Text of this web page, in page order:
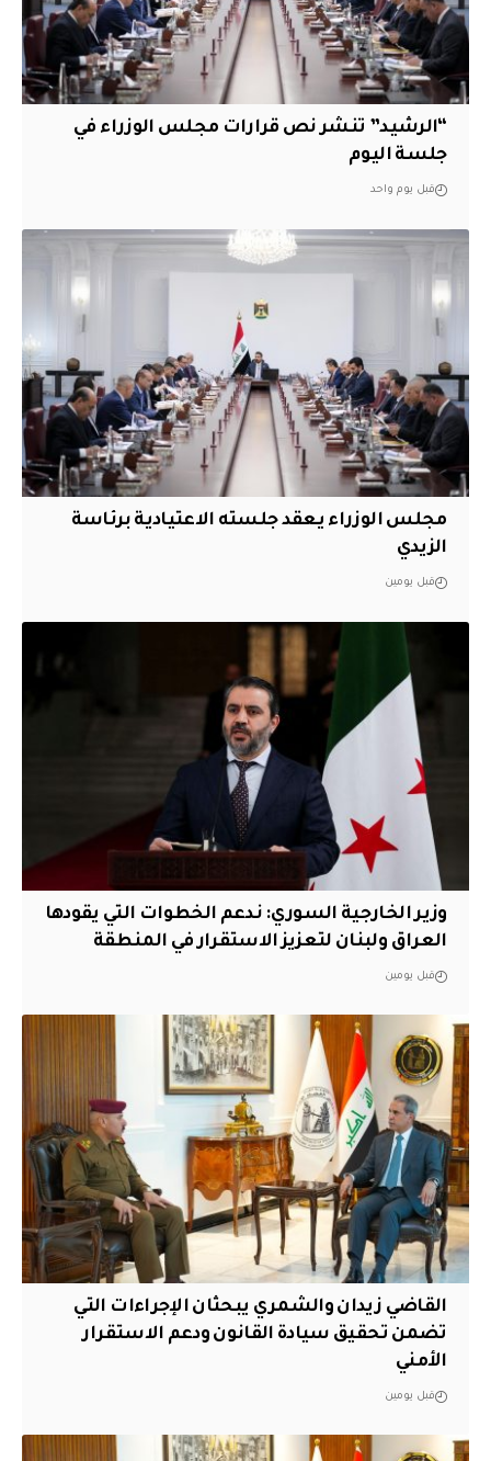
“الرشيد” تنشر نص قرارات مجلس الوزراء في
جلسة اليوم
قبل يوم واحد
مجلس الوزراء يعقد جلسته الاعتيادية برئاسة
الزيدي
قبل يومين
وزير الخارجية السوري: ندعم الخطوات التي يقودها
العراق ولبنان لتعزيز الاستقرار في المنطقة
قبل يومين
القاضي زيدان والشمري يبحثان الإجراءات التي
تضمن تحقيق سيادة القانون ودعم الاستقرار
الأمني
قبل يومين